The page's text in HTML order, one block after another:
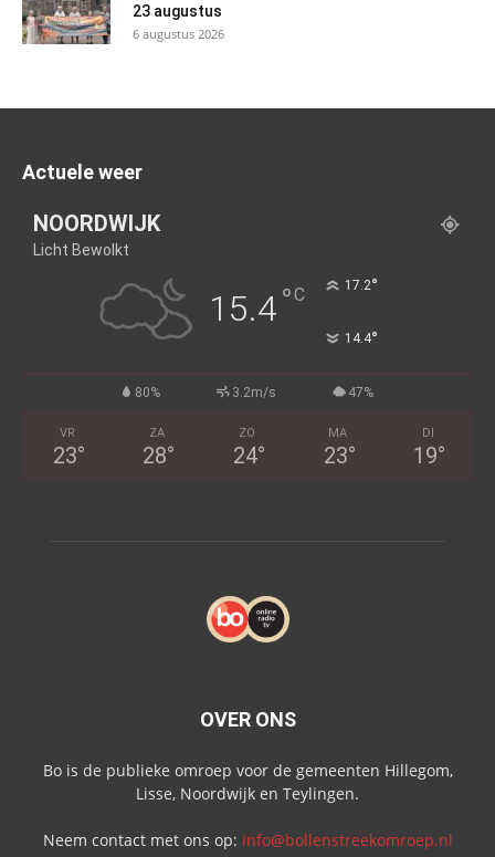
23 augustus
6 augustus 2026
Actuele weer
NOORDWIJK
Licht Bewolkt
15.4°C 17.2°
14.4°
80% 3.2m/s 47%
VR
23°
ZA
28°
ZO
24°
MA
23°
DI
19°
OVER ONS
Bo is de publieke omroep voor de gemeenten Hillegom,
Lisse, Noordwijk en Teylingen.
Neem contact met ons op: info@bollenstreekomroep.nl